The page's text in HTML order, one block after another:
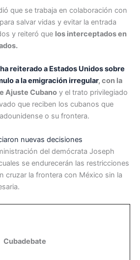
que se trabaja en colaboración con
salvar vidas y evitar la entrada
y reiteró que los interceptados en
ha reiterado a Estados Unidos sobre
a la emigración irregular, con la
Ajuste Cubano y el trato privilegiado
que reciben los cubanos que
o su frontera.
nuevas decisiones
del demócrata Joseph
se endurecerán las restricciones
cruzar la frontera con México sin la
Cubadebate